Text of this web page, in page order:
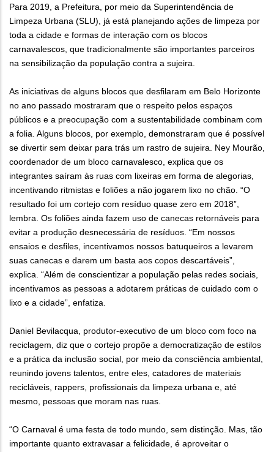
Para 2019, a Prefeitura, por meio da Superintendência de
Limpeza Urbana (SLU), já está planejando ações de limpeza por
toda a cidade e formas de interação com os blocos
carnavalescos, que tradicionalmente são importantes parceiros
na sensibilização da população contra a sujeira.
As iniciativas de alguns blocos que desfilaram em Belo Horizonte
no ano passado mostraram que o respeito pelos espaços
públicos e a preocupação com a sustentabilidade combinam com
a folia. Alguns blocos, por exemplo, demonstraram que é possível
se divertir sem deixar para trás um rastro de sujeira. Ney Mourão,
coordenador de um bloco carnavalesco, explica que os
integrantes saíram às ruas com lixeiras em forma de alegorias,
incentivando ritmistas e foliões a não jogarem lixo no chão. “O
resultado foi um cortejo com resíduo quase zero em 2018”,
lembra. Os foliões ainda fazem uso de canecas retornáveis para
evitar a produção desnecessária de resíduos. “Em nossos
ensaios e desfiles, incentivamos nossos batuqueiros a levarem
suas canecas e darem um basta aos copos descartáveis”,
explica. “Além de conscientizar a população pelas redes sociais,
incentivamos as pessoas a adotarem práticas de cuidado com o
lixo e a cidade”, enfatiza.
Daniel Bevilacqua, produtor-executivo de um bloco com foco na
reciclagem, diz que o cortejo propõe a democratização de estilos
e a prática da inclusão social, por meio da consciência ambiental,
reunindo jovens talentos, entre eles, catadores de materiais
recicláveis, rappers, profissionais da limpeza urbana e, até
mesmo, pessoas que moram nas ruas.
“O Carnaval é uma festa de todo mundo, sem distinção. Mas, tão
importante quanto extravasar a felicidade, é aproveitar o